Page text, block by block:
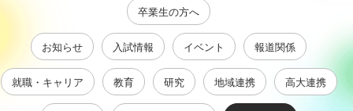
卒業生の方へ
お知らせ 入試情報 イベント 報道関係
就職・キャリア 教育 研究 地域連携 高大連携